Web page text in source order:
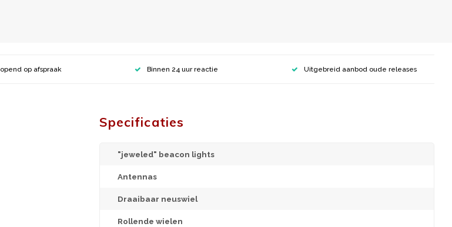
op afspraak Binnen 24 uur reactie Uitgebreid aanbod oude releases
Specificaties
"jeweled" beacon lights
Antennas
Draaibaar neuswiel
Rollende wielen